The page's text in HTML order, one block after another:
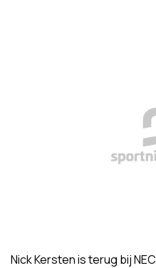
Nick Kersten is terug bij